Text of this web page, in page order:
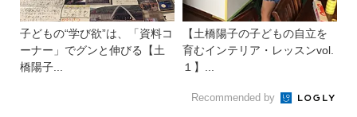
子どもの“学び欲”は、「資料コ
ーナー」でグンと伸びる【土
橋陽子...
【土橋陽子の子どもの自立を
育むインテリア・レッスンvol.
１】...
Recommended by